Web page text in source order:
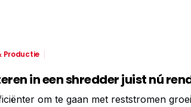
zit nogal eens in de omgeving
Productie
in een shredder juist nú
om te gaan met reststromen